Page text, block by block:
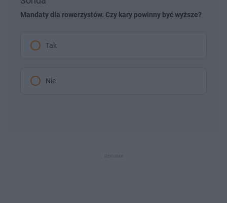
Mandaty dla rowerzystów. Czy kary powinny być wyższe?
Tak
Nie